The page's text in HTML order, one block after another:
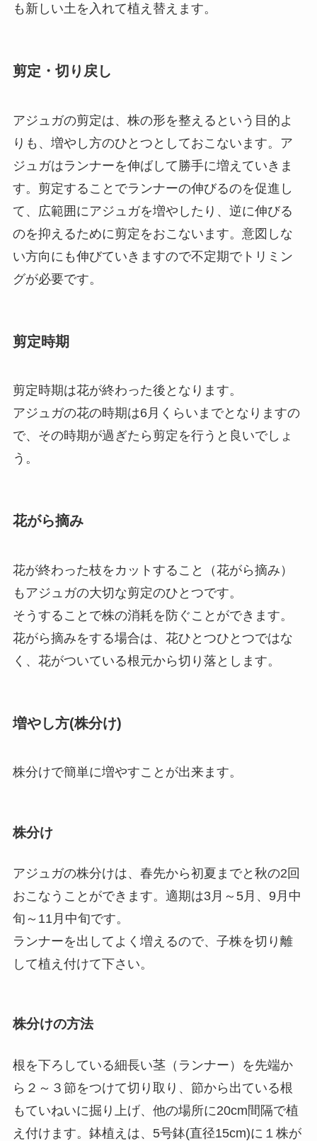
も新しい土を入れて植え替えます。
剪定・切り戻し
アジュガの剪定は、株の形を整えるという目的よ
りも、増やし方のひとつとしておこないます。ア
ジュガはランナーを伸ばして勝手に増えていきま
す。剪定することでランナーの伸びるのを促進し
て、広範囲にアジュガを増やしたり、逆に伸びる
のを抑えるために剪定をおこないます。意図しな
い方向にも伸びていきますので不定期でトリミン
グが必要です。
剪定時期
剪定時期は花が終わった後となります。
アジュガの花の時期は6月くらいまでとなりますの
で、その時期が過ぎたら剪定を行うと良いでしょ
う。
花がら摘み
花が終わった枝をカットすること（花がら摘み）
もアジュガの大切な剪定のひとつです。
そうすることで株の消耗を防ぐことができます。
花がら摘みをする場合は、花ひとつひとつではな
く、花がついている根元から切り落とします。
増やし方(株分け)
株分けで簡単に増やすことが出来ます。
株分け
アジュガの株分けは、春先から初夏までと秋の2回
おこなうことができます。適期は3月～5月、9月中
旬～11月中旬です。
ランナーを出してよく増えるので、子株を切り離
して植え付けて下さい。
株分けの方法
根を下ろしている細長い茎（ランナー）を先端か
ら２～３節をつけて切り取り、節から出ている根
もていねいに掘り上げ、他の場所に20cm間隔で植
え付けます。鉢植えは、5号鉢(直径15cm)に１株が